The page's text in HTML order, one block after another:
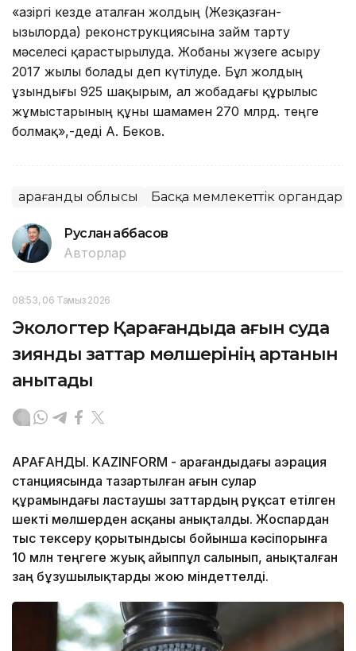
«Қазіргі кезде аталған жолдың (Жезқазған-
Қызылорда) реконструкциясына займ тарту
мәселесі қарастырылуда. Жобаны жүзеге асыру
2017 жылы болады деп күтілуде. Бұл жолдың
ұзындығы 925 шақырым, ал жобадағы құрылыс
жұмыстарының құны шамамен 270 млрд. теңге
болмақ»,-деді А. Беков.
Қарағанды облысы Басқа мемлекеттік органдар
Руслан Ғаббасов
Авторлар
08:53, 06 Тамыз 2026
Экологтер Қарағандыда ағын суда
зиянды заттар мөлшерінің артқанын
анықтады
ҚАРАҒАНДЫ. KAZINFORM - Қарағандыдағы аэрация
станциясында тазартылған ағын сулар
құрамындағы ластаушы заттардың рұқсат етілген
шекті мөлшерден асқаны анықталды. Жоспардан
тыс тексеру қорытындысы бойынша кәсіпорынға
10 млн теңгеге жуық айыппұл салынып, анықталған
заң бұзушылықтарды жою міндеттелді.